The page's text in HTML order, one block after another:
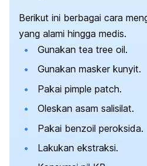
Berikut ini berbagai cara
yang alami hingga medis.
Gunakan tea tree oil.
Gunakan masker kunyit.
Pakai pimple patch.
Oleskan asam salisilat.
Pakai benzoil peroksida.
Lakukan ekstraksi.